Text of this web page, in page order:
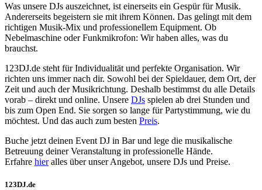
Was unsere DJs auszeichnet, ist einerseits ein Gespür für Musik.
Andererseits begeistern sie mit ihrem Können. Das gelingt mit dem
richtigen Musik-Mix und professionellem Equipment. Ob
Nebelmaschine oder Funkmikrofon: Wir haben alles, was du
brauchst.
123DJ.de steht für Individualität und perfekte Organisation. Wir
richten uns immer nach dir. Sowohl bei der Spieldauer, dem Ort, der
Zeit und auch der Musikrichtung. Deshalb bestimmst du alle Details
vorab – direkt und online. Unsere DJs spielen ab drei Stunden und
bis zum Open End. Sie sorgen so lange für Partystimmung, wie du
möchtest. Und das auch zum besten Preis.
Buche jetzt deinen Event DJ in Bar und lege die musikalische
Betreuung deiner Veranstaltung in professionelle Hände.
Erfahre hieralles über unser Angebot, unsere DJs und Preise.
123DJ.de